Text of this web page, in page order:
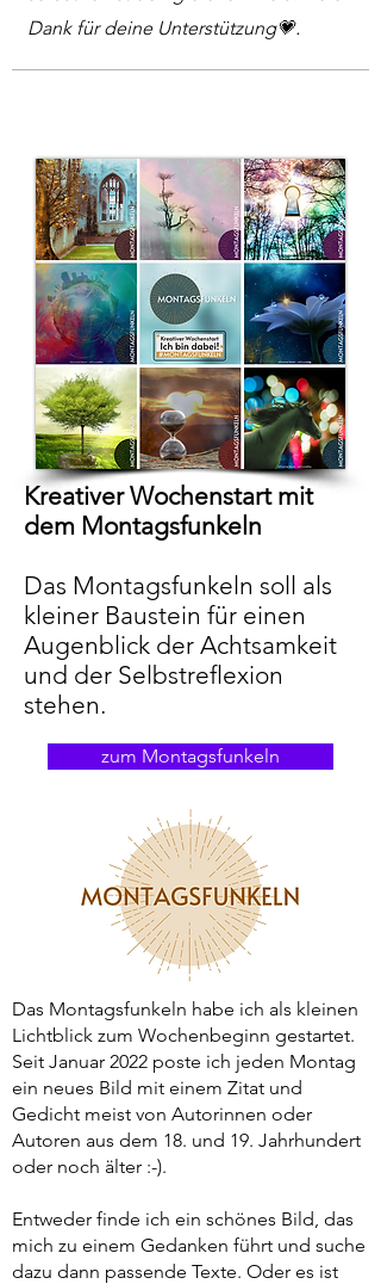
Dank für deine Unterstützung💗.
Kreativer Wochenstart mit
dem Montagsfunkeln
Das Montagsfunkeln soll als
kleiner Baustein für einen
Augenblick der Achtsamkeit
und der Selbstreflexion
stehen.
zum Montagsfunkeln
Das Montagsfunkeln habe ich als kleinen
Lichtblick zum Wochenbeginn gestartet.
Seit Januar 2022 poste ich jeden Montag
ein neues Bild mit einem Zitat und
Gedicht meist von Autorinnen oder
Autoren aus dem 18. und 19. Jahrhundert
oder noch älter :-).
Entweder finde ich ein schönes Bild, das
mich zu einem Gedanken führt und suche
dazu dann passende Texte. Oder es ist